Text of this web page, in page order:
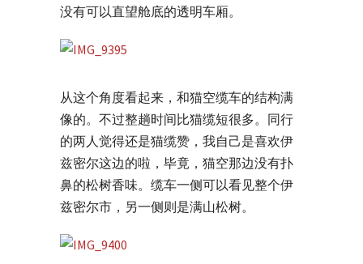
没有可以直望舱底的透明车厢。
从这个角度看起来，和猫空缆车的结构满
像的。不过整趟时间比猫缆短很多。同行
的两人觉得还是猫缆赞，我自己是喜欢伊
兹密尔这边的啦，毕竟，猫空那边没有扑
鼻的松树香味。缆车一侧可以看见整个伊
兹密尔市，另一侧则是满山松树。